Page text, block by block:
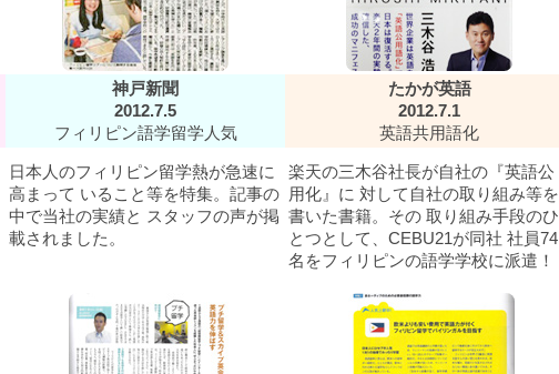
神戸新聞
2012.7.5
フィリピン語学留学人気
たかが英語
2012.7.1
英語共用語化
日本人のフィリピン留学熱が急速に
高まって いること等を特集。記事の
中で当社の実績と スタッフの声が掲
載されました。
楽天の三木谷社長が自社の『英語公
用化』に 対して自社の取り組み等を
書いた書籍。その 取り組み手段のひ
とつとして、CEBU21が同社 社員74
名をフィリピンの語学学校に派遣！